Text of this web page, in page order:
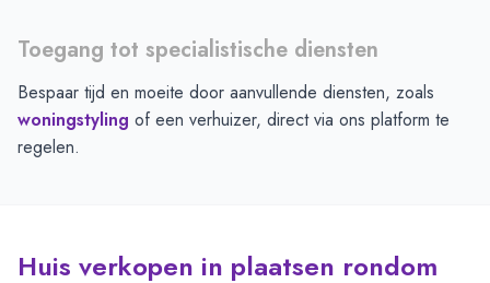
Toegang tot specialistische diensten
Bespaar tijd en moeite door aanvullende diensten, zoals
woningstyling of een verhuizer, direct via ons platform te
regelen.
Huis verkopen in plaatsen rondom